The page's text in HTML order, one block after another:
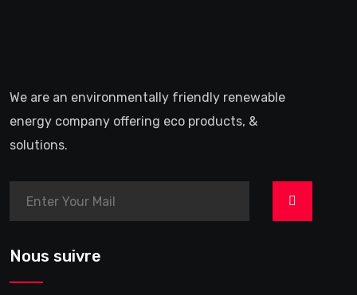
We are an environmentally friendly renewable
energy company offering eco products, &
solutions.
>
Nous suivre